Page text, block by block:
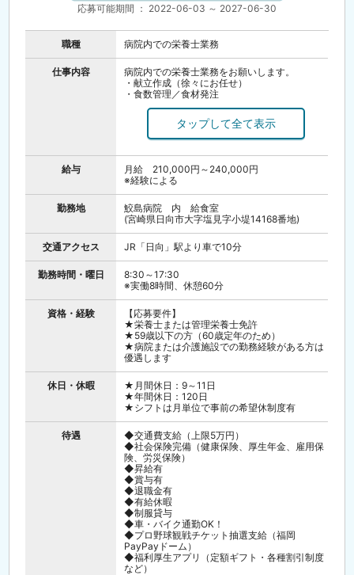
応募可能期間 ： 2022-06-03 ～ 2027-06-30
職種 病院内での栄養士業務
仕事内容
病院内での栄養士業務をお願いします。
・献立作成（徐々にお任せ）
・食数管理／食材発注
・食事形態の調整（やわらかさなど）
・アレルギー食対応の確認
給与
月給 210,000円～240,000円
※経験による
勤務地
鮫島病院 内 給食室
(宮崎県日向市大字塩見字小堤14168番地)
交通アクセス JR「日向」駅より車で10分
勤務時間・曜日
8:30～17:30
※実働8時間、休憩60分
資格・経験
【応募要件】
★栄養士または管理栄養士免許
★59歳以下の方（60歳定年のため）
★病院または介護施設での勤務経験がある方は
優遇します
休日・休暇
★月間休日：9～11日
★年間休日：120日
★シフトは月単位で事前の希望休制度有
待遇
◆交通費支給（上限5万円）
◆社会保険完備（健康保険、厚生年金、雇用保
険、労災保険）
◆昇給有
◆賞与有
◆退職金有
◆有給休暇
◆制服貸与
◆車・バイク通勤OK！
◆プロ野球観戦チケット抽選支給（福岡
PayPayドーム）
◆福利厚生アプリ（定額ギフト・各種割引制度
など）